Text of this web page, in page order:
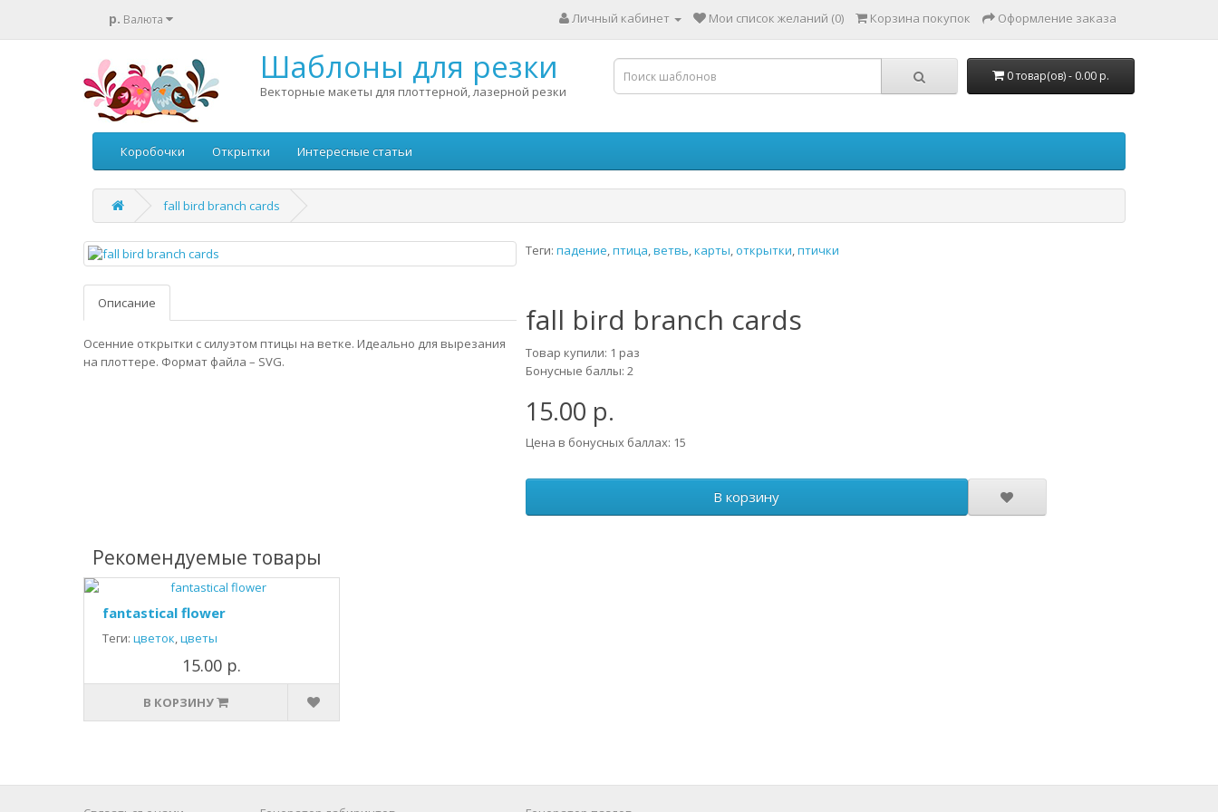
р. Валюта Личный кабинет Мои список желаний (0) Корзина покупок Оформление заказа
Шаблоны для резки
Векторные макеты для плоттерной, лазерной резки
0 товар(ов) - 0.00 р.
Коробочки Открытки Интересные статьи
fall bird branch cards
Описание
Осенние открытки с силуэтом птицы на ветке. Идеально для вырезания
на плоттере. Формат файла – SVG.
Теги: падение,птица,ветвь,карты,открытки,птички
fall bird branch cards
Товар купили: 1 раз
Бонусные баллы: 2
15.00 р.
Цена в бонусных баллах: 15
В корзину
Рекомендуемые товары
fantastical flower
Теги: цветок,цветы
15.00 р.
В КОРЗИНУ